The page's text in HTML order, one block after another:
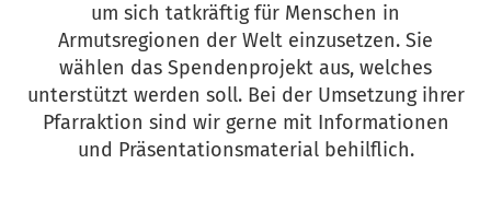
um sich tatkräftig für Menschen in
Armutsregionen der Welt einzusetzen. Sie
wählen das Spendenprojekt aus, welches
unterstützt werden soll. Bei der Umsetzung ihrer
Pfarraktion sind wir gerne mit Informationen
und Präsentationsmaterial behilflich.